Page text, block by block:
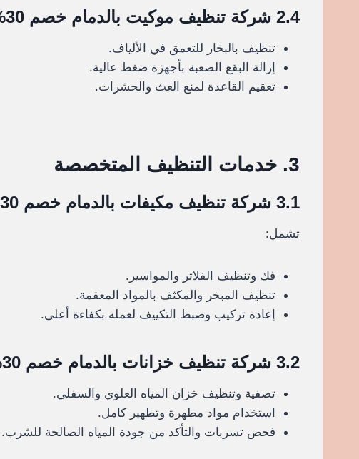
2.4 شركة تنظيف موكيت بالدمام خصم 30%
تنظيف بالبخار للتعمق في الألياف.
إزالة البقع الصعبة بأجهزة ضغط عالية.
تعقيم القاعدة لمنع العث والحشرات.
3. خدمات التنظيف المتخصصة
3.1 شركة تنظيف مكيفات بالدمام خصم 30%
تشمل:
فك وتنظيف الفلاتر والمواسير.
تنظيف المبخر والمكثف بالمواد المعقمة.
إعادة تركيب وضبط التكييف لعمله بكفاءة أعلى.
3.2 شركة تنظيف خزانات بالدمام خصم 30%
تصفية وتنظيف خزان المياه العلوي والسفلي.
استخدام مواد مطهرة وتطهير كامل.
فحص تسربات والتأكد من جودة المياه الصالحة للشرب.